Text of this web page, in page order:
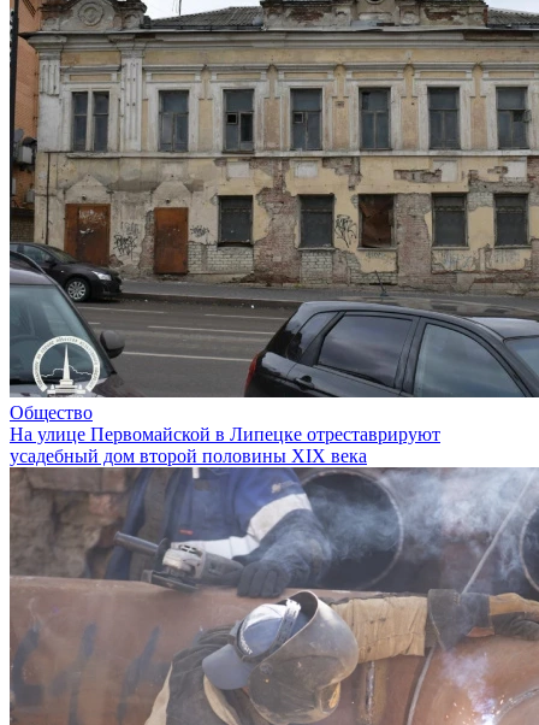
Общество
На улице Первомайской в Липецке отреставрируют
усадебный дом второй половины XIX века